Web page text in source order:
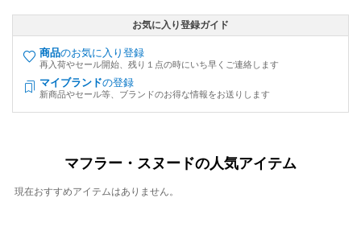
お気に入り登録ガイド
商品のお気に入り登録
再入荷やセール開始、残り１点の時にいち早くご連絡します
マイブランドの登録
新商品やセール等、ブランドのお得な情報をお送りします
マフラー・スヌードの人気アイテム
現在おすすめアイテムはありません。